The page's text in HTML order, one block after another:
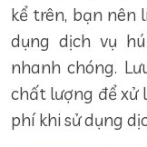
kể trên, bạn nên
dụng dịch vụ
nhanh chóng.
chất lượng để xử
phí khi sử dụng